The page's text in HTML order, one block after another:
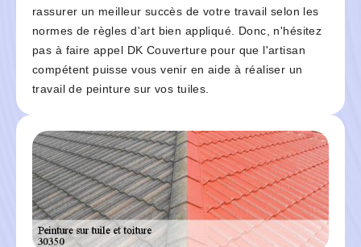
rassurer un meilleur succès de votre travail selon les
normes de règles d'art bien appliqué. Donc, n'hésitez
pas à faire appel DK Couverture pour que l'artisan
compétent puisse vous venir en aide à réaliser un
travail de peinture sur vos tuiles.